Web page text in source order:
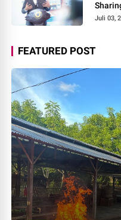
Juli 03,
FEATURED POST